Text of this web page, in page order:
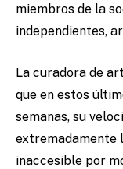
miembros de la
independientes,
La curadora de
que en estos
semanas, su
extremadamente
inaccesible por